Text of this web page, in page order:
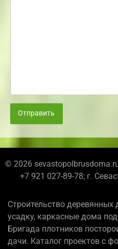
Отправить
© 2026
+7 921 027-89-78; г.
Строительство
усадку, каркасные дома
Бригада плотников
дачи. Каталог проектов с